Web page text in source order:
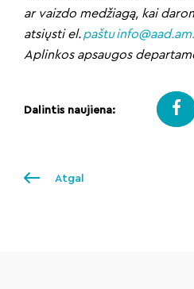
ar vaizdo medžiagą, kai
atsiųsti el.paštu
Aplinkos apsaugos
Dalintis naujiena:
Atgal